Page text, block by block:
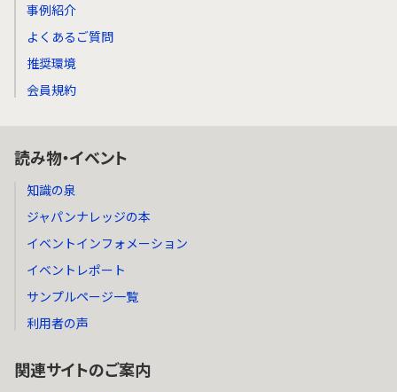
事例紹介
よくあるご質問
推奨環境
会員規約
読み物・イベント
知識の泉
ジャパンナレッジの本
イベントインフォメーション
イベントレポート
サンプルページ一覧
利用者の声
関連サイトのご案内